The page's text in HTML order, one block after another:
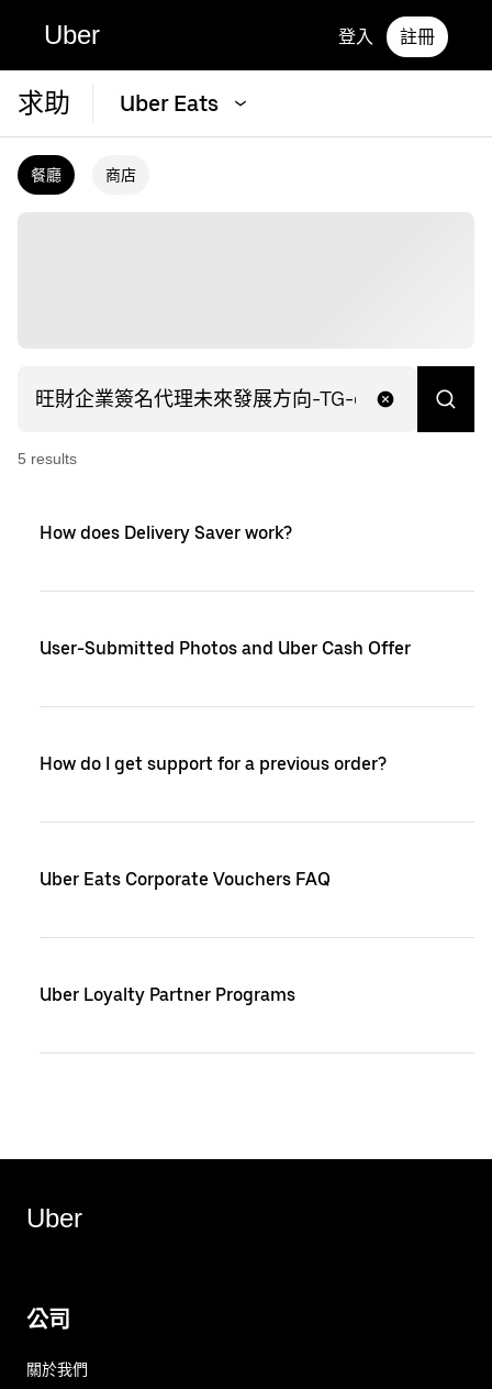
Uber 登入 註冊
求助 Uber Eats
餐廳 商店
5 results
How does Delivery Saver work?
User-Submitted Photos and Uber Cash Offer
How do I get support for a previous order?
Uber Eats Corporate Vouchers FAQ
Uber Loyalty Partner Programs
Uber
公司
關於我們